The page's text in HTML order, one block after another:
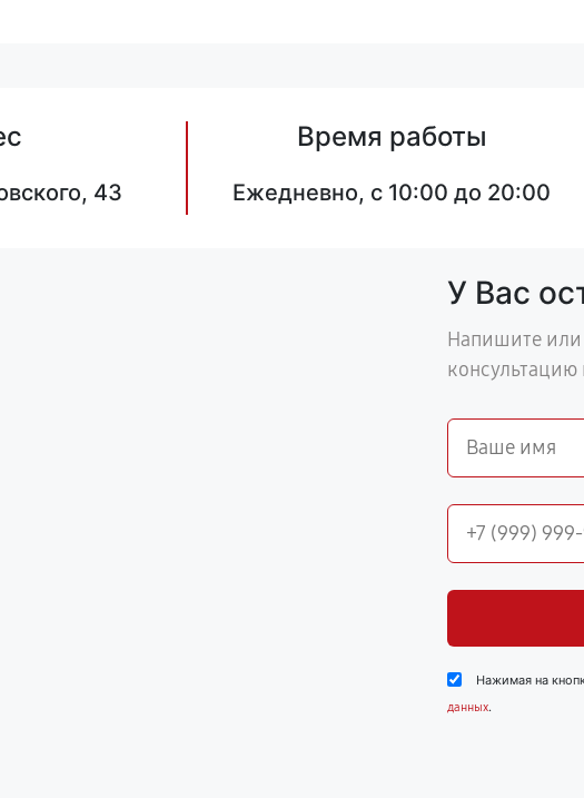
43
Время работы
Ежедневно, с 10:00 до 20:00
У Вас
Напишите или
Нажимая на
данных.